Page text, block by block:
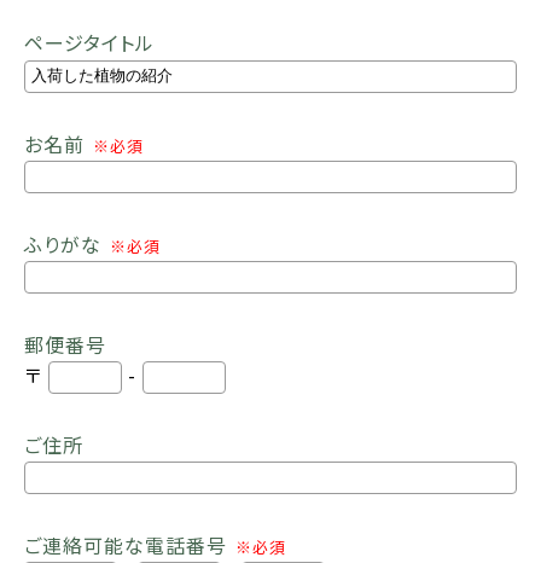
ページタイトル
お名前 ※必須
ふりがな ※必須
郵便番号
〒
-
ご住所
ご連絡可能な電話番号 ※必須